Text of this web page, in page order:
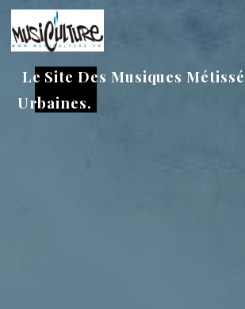
Aller
au
contenu
Le Site Des Musiques
Urbaines.